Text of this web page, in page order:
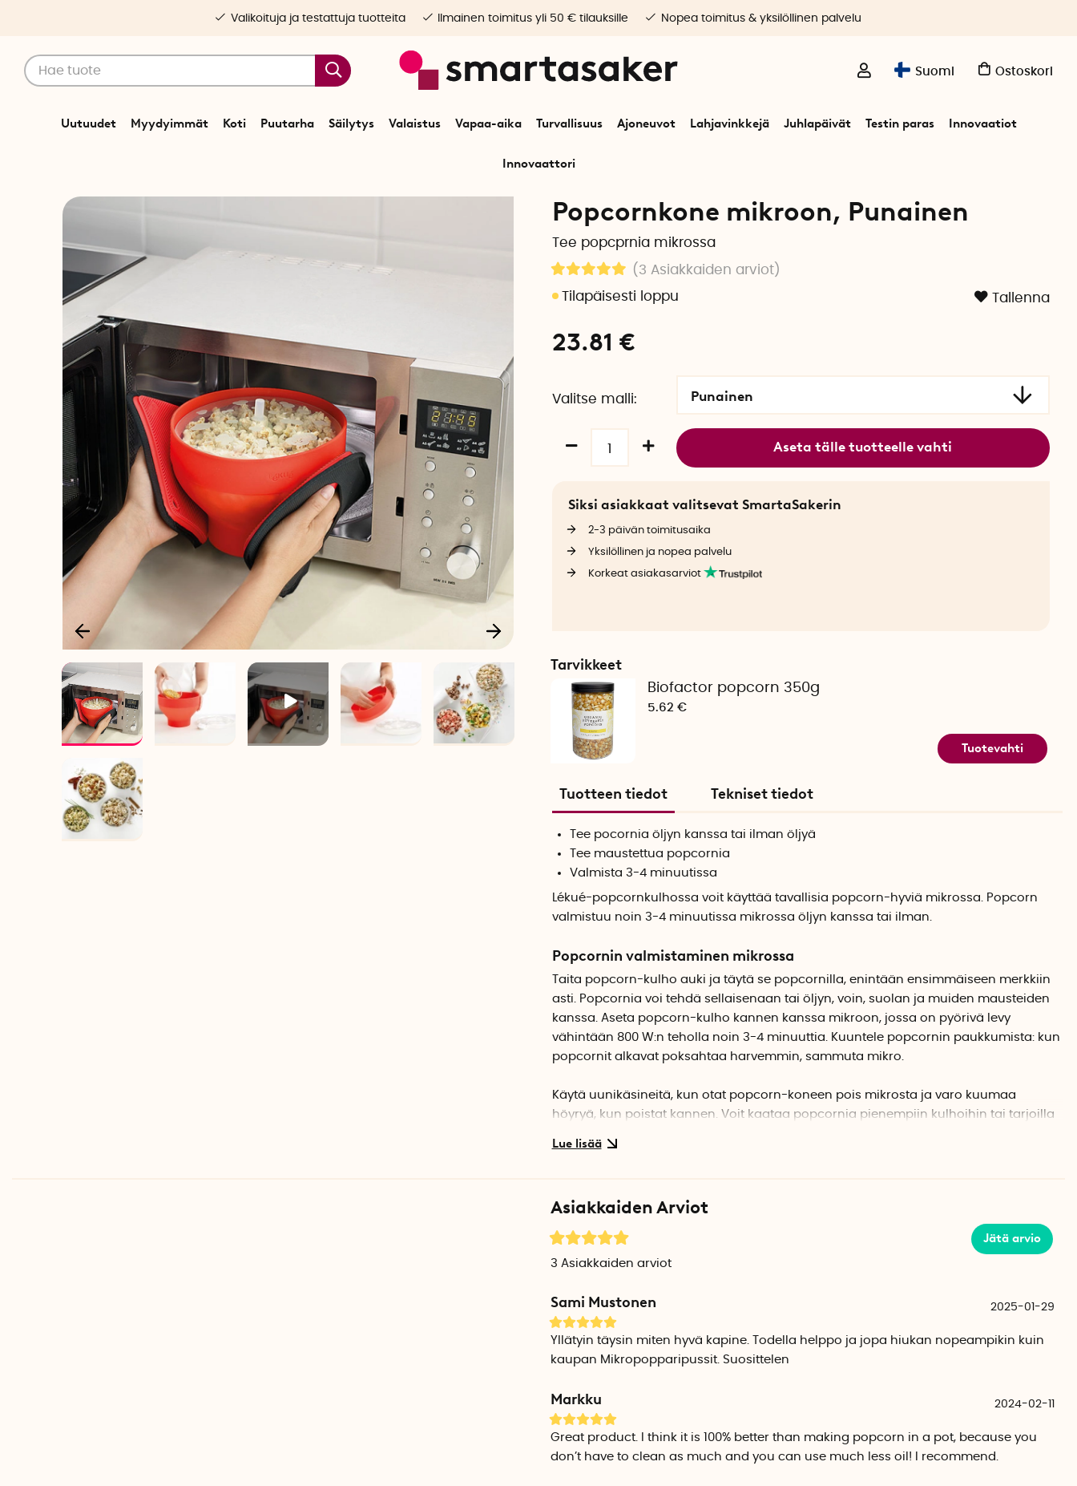
Suomi Ostoskori
Uutuudet Myydyimmät Koti Puutarha Säilytys Valaistus Vapaa-aika Turvallisuus Ajoneuvot Lahjavinkkejä Juhlapäivät Testin paras Innovaatiot
Innovaattori
Valikoituja ja testattuja tuotteita Ilmainen toimitus yli 50 € tilauksille Nopea toimitus & yksilöllinen palvelu
Ruoanlaitto mikroaaltouunissa
Popcornkone mikroon, Punainen
Tee popcprnia mikrossa
(3 Asiakkaiden arviot)
Tallenna
23.81 €
Valitse malli Punainen
Aseta tälle tuotteelle vahti
Siksi asiakkaat valitsevat SmartaSakerin
2-3 päivän toimitusaika
Yksilöllinen ja nopea palvelu
Korkeat asiakasarviot
Tarvikkeet
Biofactor popcorn 350g
5.62 €
Tuotevahti
Tuotteen tiedot Tekniset tiedot
Tee pocornia öljyn kanssa tai ilman öljyä
Tee maustettua popcornia
Valmista 3-4 minuutissa
Lékué-popcornkulhossa voit käyttää tavallisia popcorn-hyviä mikrossa. Popcorn
valmistuu noin 3-4 minuutissa mikrossa öljyn kanssa tai ilman.
Popcornin valmistaminen mikrossa
Taita popcorn-kulho auki ja täytä se popcornilla, enintään ensimmäiseen merkkiin
asti. Popcornia voi tehdä sellaisenaan tai öljyn, voin, suolan ja muiden mausteiden
kanssa. Aseta popcorn-kulho kannen kanssa mikroon, jossa on pyörivä levy
vähintään 800 W:n teholla noin 3-4 minuuttia. Kuuntele popcornin paukkumista: kun
popcornit alkavat poksahtaa harvemmin, sammuta mikro.
Käytä uunikäsineitä, kun otat popcorn-koneen pois mikrosta ja varo kuumaa
höyryä, kun poistat kannen. Voit kaataa popcornia pienempiin kulhoihin tai tarjoilla
yrteillä, voilla tai chilihiutaleilla. Mukana on pieni reseptivihko, jossa on vinkkejä
maustettujen popcornien tekemiseen.
Valmistettu kuumuutta kestävästä silikonista
Popcornkone on valmistettu kuumuutta kestävästä silikonista. Sekä popcorn-kulho
että kansi ovat astianpesukoneenkestäviä.
Tekniset tiedot
Tilavuus: 2,8 litraa
Materiaali: 100 % platinasilikonia, BPA-vapaa
Vaatii mikron: Vähintään 800 wattia ja pyörivä levy.
Asiakkaiden Arviot
Jätä arvio
3 Asiakkaiden arviot
Sami Mustonen 2025-01-29
Yllätyin täysin miten hyvä kapine. Todella helppo ja jopa hiukan nopeampikin kuin
kaupan Mikropopparipussit. Suosittelen
Markku 2024-02-11
Great product. I think it is 100% better than making popcorn in a pot, because you
don’t have to clean as much and you can use much less oil! I recommend.